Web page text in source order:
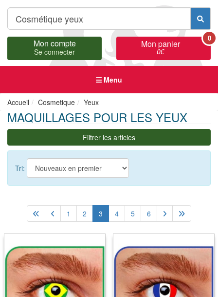
Mon compte
Se connecter
Mon panier
0€
0
Menu
Accueil Cosmetique Yeux
MAQUILLAGES POUR LES YEUX
Filtrer les articles
Tri:
1 2 3 4 5 6